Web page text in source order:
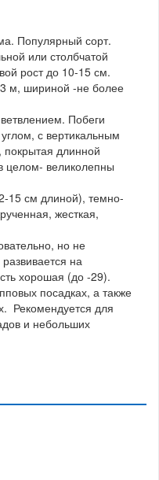
Популярный сорт.
или столбчатой
рост до 10-15 см.
3 м, шириной -не более
Побеги
с вертикальным
покрытая длинной
целом- великолепны
15 см длиной), темно-
жесткая,
но не
на
хорошая (до -29).
посадках, а также
Рекомендуется для
и небольших